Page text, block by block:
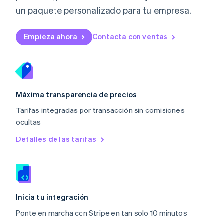
un paquete personalizado para tu empresa.
Empieza ahora Contacta con ventas
Máxima transparencia de precios
Tarifas integradas por transacción sin comisiones
ocultas
Detalles de las tarifas
Inicia tu integración
Ponte en marcha con Stripe en tan solo 10 minutos
English简体中文
English
México
Noruega
English
English
NederlandsEnglish
Polonia
English
RAE de Hong Kong, China
Reino Unido
English
English